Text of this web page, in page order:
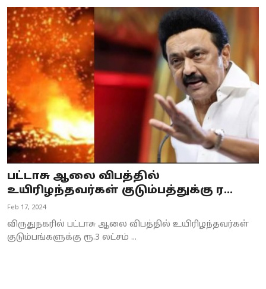
Politics
பட்டாசு ஆலை விபத்தில்
உயிரிழந்தவர்கள் குடும்பத்துக்கு ர...
Feb 17, 2024
விருதுநகரில் பட்டாசு ஆலை விபத்தில் உயிரிழந்தவர்கள்
குடும்பங்களுக்கு ரூ.3 லட்சம் ...